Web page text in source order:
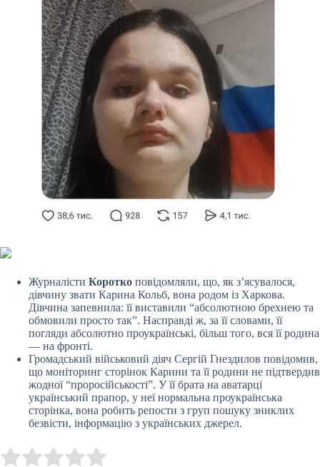
Журналісти Коротко повідомляли, що, як з’ясувалося,
дівчину звати Карина Кольб, вона родом із Харкова.
Дівчина запевнила: її виставили “абсолютною брехнею та
обмовили просто так”. Насправді ж, за її словами, її
погляди абсолютно проукраїнські, більш того, вся її родина
— на фронті.
Громадський військовий діяч Сергій Гнездилов повідомив,
що моніторинг сторінок Карини та її родини не підтвердив
жодної “проросійськості”. У її брата на аватарці
український прапор, у неї нормальна проукраїнська
сторінка, вона робить репости з груп пошуку зниклих
безвісти, інформацію з українських джерел.
Rate this item: